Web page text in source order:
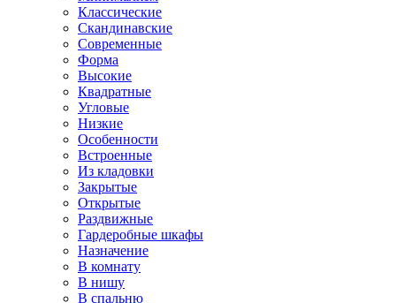
Классические
Скандинавские
Современные
Форма
Высокие
Квадратные
Угловые
Низкие
Особенности
Встроенные
Из кладовки
Закрытые
Открытые
Раздвижные
Гардеробные шкафы
Назначение
В комнату
В нишу
В спальню